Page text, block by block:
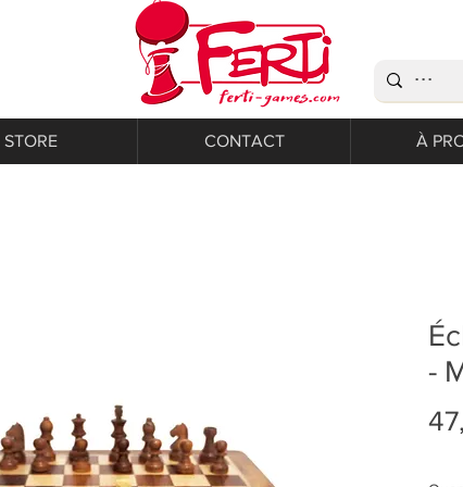
STORE CONTACT À
-